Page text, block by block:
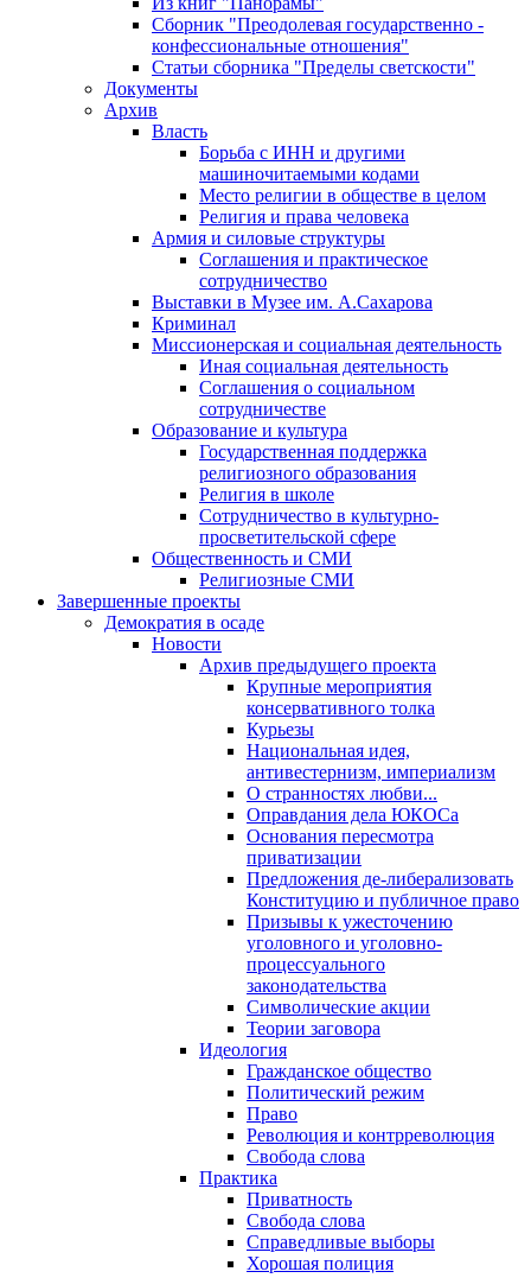
Сборник "Преодолевая государственно -
конфессиональные отношения"
Статьи сборника "Пределы светскости"
Документы
Архив
Власть
Борьба с ИНН и другими
машиночитаемыми кодами
Место религии в обществе в целом
Религия и права человека
Армия и силовые структуры
Соглашения и практическое
сотрудничество
Выставки в Музее им. А.Сахарова
Криминал
Миссионерская и социальная деятельность
Иная социальная деятельность
Соглашения о социальном
сотрудничестве
Образование и культура
Государственная поддержка
религиозного образования
Религия в школе
Сотрудничество в культурно-
просветительской сфере
Общественность и СМИ
Религиозные СМИ
Завершенные проекты
Демократия в осаде
Новости
Архив предыдущего проекта
Крупные мероприятия
консервативного толка
Курьезы
Национальная идея,
антивестернизм, империализм
О странностях любви...
Оправдания дела ЮКОСа
Основания пересмотра
приватизации
Предложения де-либерализовать
Конституцию и публичное право
Призывы к ужесточению
уголовного и уголовно-
процессуального
законодательства
Символические акции
Теории заговора
Идеология
Гражданское общество
Политический режим
Право
Революция и контрреволюция
Свобода слова
Практика
Приватность
Свобода слова
Справедливые выборы
Хорошая полиция